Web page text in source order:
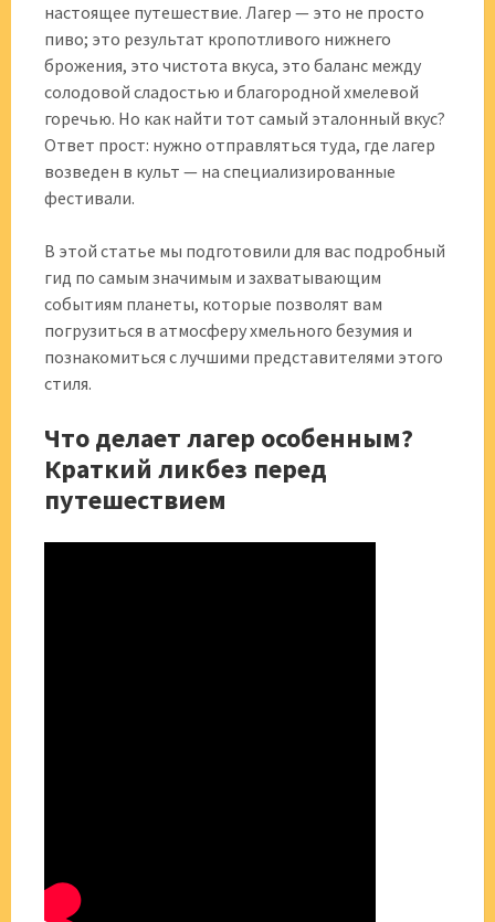
настоящее путешествие. Лагер — это не просто
пиво; это результат кропотливого нижнего
брожения, это чистота вкуса, это баланс между
солодовой сладостью и благородной хмелевой
горечью. Но как найти тот самый эталонный вкус?
Ответ прост: нужно отправляться туда, где лагер
возведен в культ — на специализированные
фестивали.
В этой статье мы подготовили для вас подробный
гид по самым значимым и захватывающим
событиям планеты, которые позволят вам
погрузиться в атмосферу хмельного безумия и
познакомиться с лучшими представителями этого
стиля.
Что делает лагер особенным?
Краткий ликбез перед
путешествием